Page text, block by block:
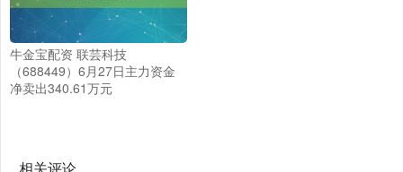
牛金宝配资 联芸科技
（688449）6月27日主力资金
净卖出340.61万元